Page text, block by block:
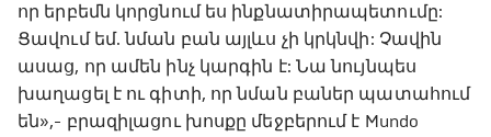
որ երբեմն կորցնում ես ինքնատիրապետումը:
Ցավում եմ. նման բան այլևս չի կրկնվի: Չավին
ասաց, որ ամեն ինչ կարգին է: Նա նույնպես
խաղացել է ու գիտի, որ նման բաներ պատահում
են»,- բրազիլացու խոսքը մեջբերում է Mundo